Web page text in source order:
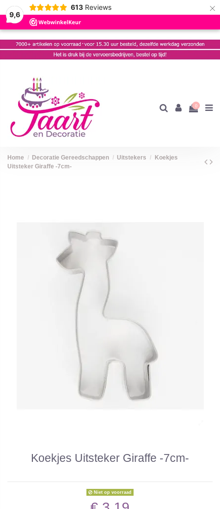
9,6
613 Reviews ×
0
Home Decoratie Gereedschappen Uitstekers
Koekjes
Uitsteker Giraffe -7cm-
Koekjes Uitsteker Giraffe -7cm-
Niet op voorraad